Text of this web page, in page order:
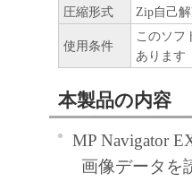
圧縮形式
Zip自己
使用条件
このソフ
あります
本製品の内容
MP Navigator
画像データを